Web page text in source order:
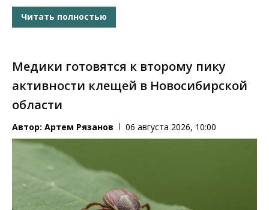
Читать полностью
Медики готовятся к второму пику
активности клещей в Новосибирской
области
Автор: Артем Рязанов 06 августа 2026, 10:00